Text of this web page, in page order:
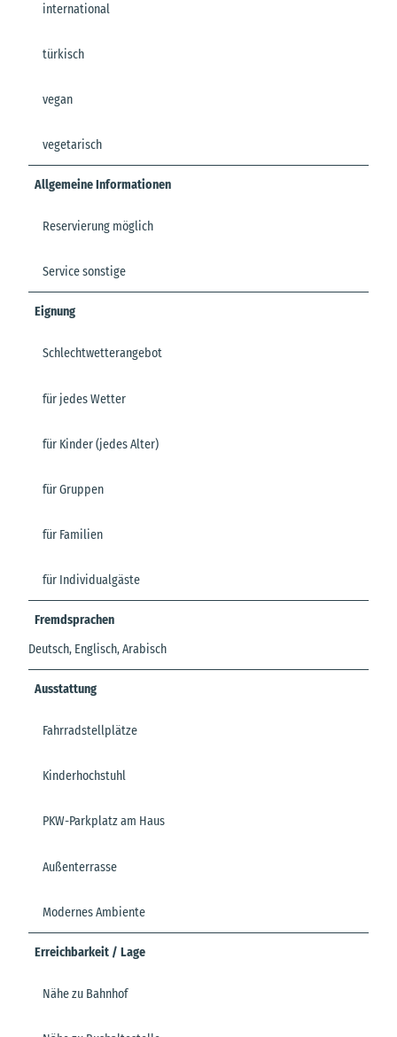
international
türkisch
vegan
vegetarisch
Allgemeine Informationen
Reservierung möglich
Service sonstige
Eignung
Schlechtwetterangebot
für jedes Wetter
für Kinder (jedes Alter)
für Gruppen
für Familien
für Individualgäste
Fremdsprachen
Deutsch, Englisch, Arabisch
Ausstattung
Fahrradstellplätze
Kinderhochstuhl
PKW-Parkplatz am Haus
Außenterrasse
Modernes Ambiente
Erreichbarkeit / Lage
Nähe zu Bahnhof